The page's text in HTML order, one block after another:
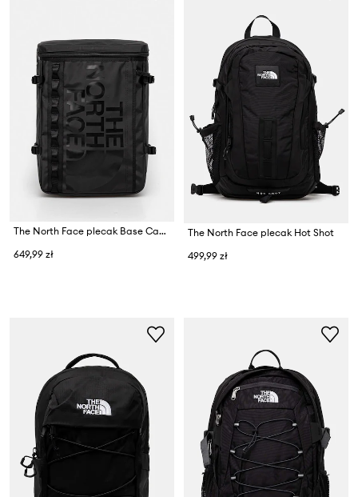
The North Face plecak Base Camp Fuse Box
649,99 zł
The North Face plecak Hot Shot
499,99 zł